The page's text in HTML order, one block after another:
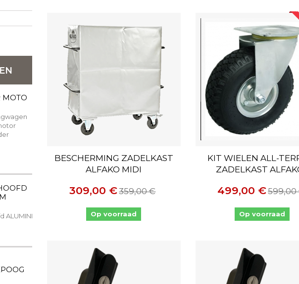
MOTO
BESCHERMING ZADELKAST
ALFAKO MIDI
309,00 €359,00 €
Op voorraad
KIT WIELEN ALL-
ZADELKAST
499,00 €599,00
Op voorraad